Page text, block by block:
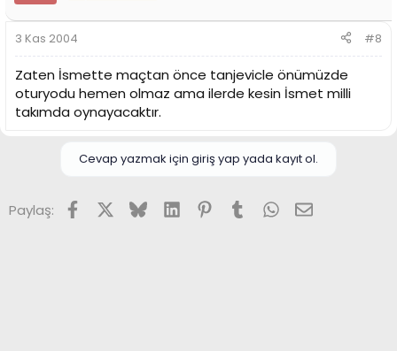
3 Kas 2004 #8
Zaten İsmette maçtan önce tanjevicle önümüzde
oturyodu hemen olmaz ama ilerde kesin İsmet milli
takımda oynayacaktır.
Cevap yazmak için giriş yap yada kayıt ol.
Paylaş: FacebookX (Twitter)
BlueskyLinkedInPinterest
TumblrWhatsApp
E-posta